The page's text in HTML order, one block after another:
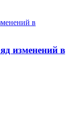
изменений в